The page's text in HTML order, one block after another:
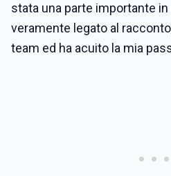
stata una parte importante
veramente legato al
team ed ha acuito la mia